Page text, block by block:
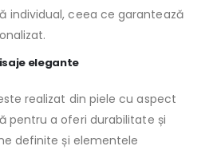
individual, ceea ce garantează
elegante
realizat din piele cu aspect
pentru a oferi durabilitate și
definite și elementele